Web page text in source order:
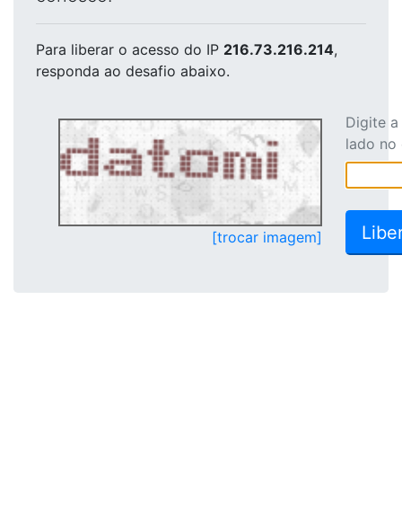
Para liberar o acesso do IP 216.73.216.214,
responda ao desafio abaixo.
[trocar imagem]
Digite
lado no